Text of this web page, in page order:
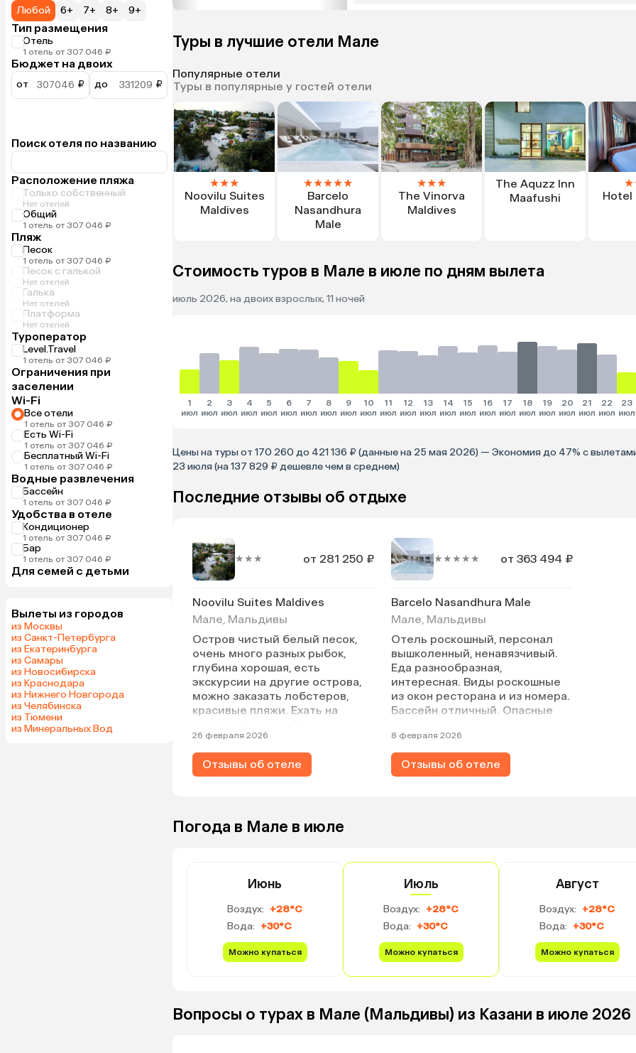
Любой 6+ 7+ 8+ 9+
Тип размещения
Отель
1 отель от 307 046 ₽
Бюджет на двоих
от ₽ до ₽
Поиск отеля по названию
Расположение пляжа
Только собственный
Нет отелей
Общий
1 отель от 307 046 ₽
Пляж
Песок
1 отель от 307 046 ₽
Песок с галькой
Нет отелей
Галька
Нет отелей
Платформа
Нет отелей
Туроператор
Level.Travel
1 отель от 307 046 ₽
Ограничения при
заселении
Wi-Fi
Все отели
1 отель от 307 046 ₽
Есть Wi-Fi
1 отель от 307 046 ₽
Бесплатный Wi-Fi
1 отель от 307 046 ₽
Водные развлечения
Бассейн
1 отель от 307 046 ₽
Удобства в отеле
Кондиционер
1 отель от 307 046 ₽
Бар
1 отель от 307 046 ₽
Для семей с детьми
Вылеты из городов
из Москвы
из Санкт-Петербурга
из Екатеринбурга
из Самары
из Новосибирска
из Краснодара
из Нижнего Новгорода
из Челябинска
из Тюмени
из Минеральных Вод
Туры в лучшие отели Мале
Популярные отели
Туры в популярные у гостей отели
★★★
Noovilu Suites
Maldives
★★★★★
Barcelo
Nasandhura
Male
★★★
The Vinorva
Maldives
The Aquzz Inn
Maafushi
★
Hotel
Стоимость туров в Мале в июле по дням вылета
июль 2026, на двоих взрослых, 11 ночей
1
июл
2
июл
3
июл
4
июл
5
июл
6
июл
7
июл
8
июл
9
июл
10
июл
11
июл
12
июл
13
июл
14
июл
15
июл
16
июл
17
июл
18
июл
19
июл
20
июл
21
июл
22
июл
23
июл
Цены на туры от 170 260 до 421 136 ₽ (данные на 25 мая 2026) — Экономия до 47% с вылетами
23 июля (на 137 829 ₽ дешевле чем в среднем)
Последние отзывы об отдыхе
★★★ от 281 250 ₽
Noovilu Suites Maldives
Мале, Мальдивы
Остров чистый белый песок,
очень много разных рыбок,
глубина хорошая, есть
экскурсии на другие острова,
можно заказать лобстеров,
красивые пляжи. Ехать на
Гостеприимство хозяина
Мазина очень понравилось,
приедем еще. Брали завтраки,
магазинчики. Катались по
островам, там есть паром.
26 февраля 2026
Отзывы об отеле
★★★★★ от 363 494 ₽
Barcelo Nasandhura Male
Мале, Мальдивы
Отель роскошный, персонал
вышколенный, ненавязчивый.
Еда разнообразная,
интересная. Виды роскошные
из окон ресторана и из номера.
Бассейн отличный. Опасные
поскользнуться с утра после
дождя спросонья очень легко,
что и произошло. Пишу, чтоб
8 февраля 2026
Отзывы об отеле
Погода в Мале в июле
Июнь
Воздух: +28°C
Вода: +30°C
Можно купаться
Июль
Воздух: +28°C
Вода: +30°C
Можно купаться
Август
Воздух: +28°C
Вода: +30°C
Можно купаться
Вопросы о турах в Мале (Мальдивы) из Казани в июле 2026